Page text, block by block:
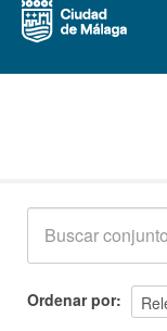
Ordenar por